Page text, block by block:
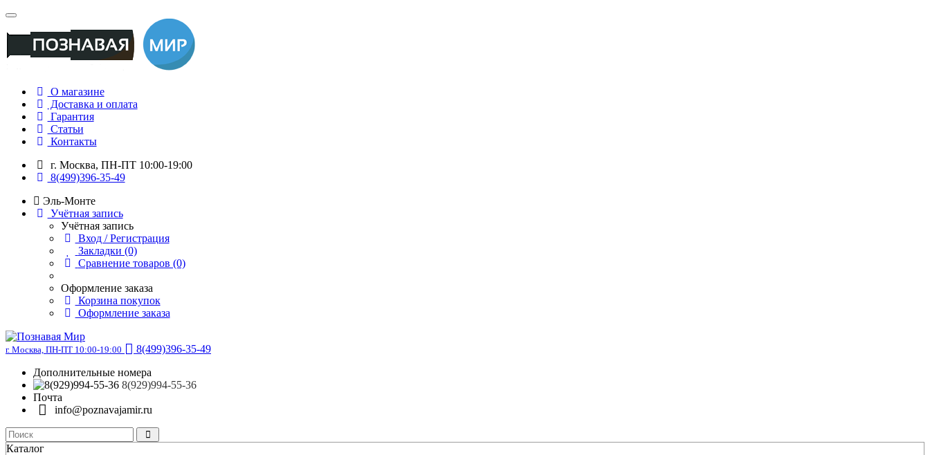
О магазине
Доставка и оплата
Гарантия
Статьи
Контакты
г. Москва, ПН-ПТ 10:00-19:00
8(499)396-35-49
Эль-Монте
Учётная запись
Учётная запись
Вход / Регистрация
Закладки (0)
Сравнение товаров (0)
Оформление заказа
Корзина покупок
Оформление заказа
г. Москва, ПН-ПТ 10:00-19:00
8(499)396-35-49
Дополнительные номера
8(929)994-55-36
Почта
info@poznavajamir.ru
Каталог